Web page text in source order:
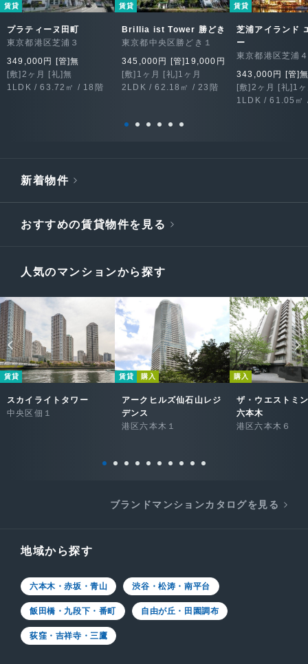
賃貸
プラティーヌ田町
東京都港区芝浦３
349,000円 [管]無
[敷]2ヶ月 [礼]無
1LDK / 63.72㎡ / 18階
賃貸
Brillia ist Tower 勝どき
東京都中央区勝どき１
345,000円 [管]19,000円
[敷]1ヶ月 [礼]1ヶ月
2LDK / 62.18㎡ / 23階
賃貸
芝浦アイランド
ー
東京都港区芝浦
343,000円 [管]
[敷]2ヶ月 [礼]1
1LDK / 61.05㎡
新着物件
おすすめの賃貸物件を見る
人気のマンションから探す
賃貸
スカイライトタワー
中央区佃１
賃貸 購入
アークヒルズ仙石山レジ
デンス
港区六本木１
購入
ザ・ウエストミ
六本木
港区六本木６
ブランドマンションカタログを見る
地域から探す
六本木・赤坂・青山 渋谷・松涛・南平台
飯田橋・九段下・番町 自由が丘・田園調布
荻窪・吉祥寺・三鷹